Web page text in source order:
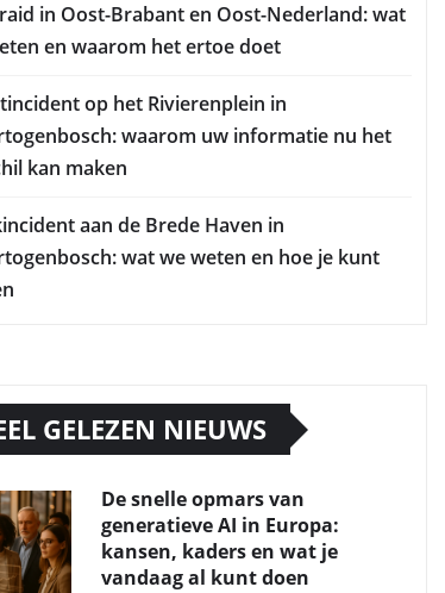
in Oost-Brabant en Oost-Nederland: wat
en waarom het ertoe doet
op het Rivierenplein in
waarom uw informatie nu het
kan maken
aan de Brede Haven in
wat we weten en hoe je kunt
GELEZEN NIEUWS
De snelle opmars van
generatieve AI in Europa:
kansen, kaders en wat je
vandaag al kunt doen